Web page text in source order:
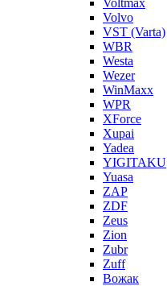
Voltmax
Volvo
VST (Varta)
WBR
Westa
Wezer
WinMaxx
WPR
XForce
Xupai
Yadea
YIGITAKU
Yuasa
ZAP
ZDF
Zeus
Zion
Zubr
Zuff
Вожак